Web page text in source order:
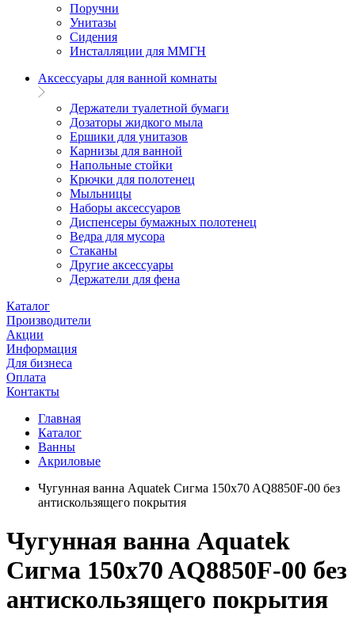
Поручни
Унитазы
Сидения
Инсталляции для ММГН
Аксессуары для ванной комнаты
Держатели туалетной бумаги
Дозаторы жидкого мыла
Ершики для унитазов
Карнизы для ванной
Напольные стойки
Крючки для полотенец
Мыльницы
Наборы аксессуаров
Диспенсеры бумажных полотенец
Ведра для мусора
Стаканы
Другие аксессуары
Держатели для фена
Каталог
Производители
Акции
Информация
Для бизнеса
Оплата
Контакты
Главная
Каталог
Ванны
Акриловые
Чугунная ванна Aquatek Сигма 150x70 AQ8850F-00 без
антискользящего покрытия
Чугунная ванна Aquatek
Сигма 150x70 AQ8850F-00 без
антискользящего покрытия